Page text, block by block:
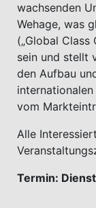
wachsenden
Wehage, was
(„Global
sein und stellt
den Aufbau
vom
Alle
Termin: